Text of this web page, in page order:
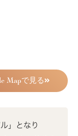
Mapで見る
」となり